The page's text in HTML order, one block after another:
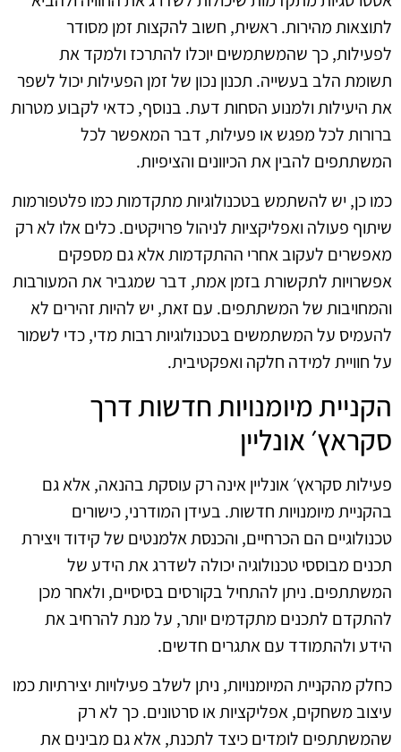
לתוצאות מהירות. ראשית, חשוב להקצות זמן מסודר
לפעילות, כך שהמשתמשים יוכלו להתרכז ולמקד את
תשומת הלב בעשייה. תכנון נכון של זמן הפעילות יכול לשפר
את היעילות ולמנוע הסחות דעת. בנוסף, כדאי לקבוע מטרות
ברורות לכל מפגש או פעילות, דבר המאפשר לכל
המשתתפים להבין את הכיוונים והציפיות.
כמו כן, יש להשתמש בטכנולוגיות מתקדמות כמו פלטפורמות
שיתוף פעולה ואפליקציות לניהול פרויקטים. כלים אלו לא רק
מאפשרים לעקוב אחרי ההתקדמות אלא גם מספקים
אפשרויות לתקשורת בזמן אמת, דבר שמגביר את המעורבות
והמחויבות של המשתתפים. עם זאת, יש להיות זהירים לא
להעמיס על המשתמשים בטכנולוגיות רבות מדי, כדי לשמור
על חוויית למידה חלקה ואפקטיבית.
הקניית מיומנויות חדשות דרך
סקראץ׳ אונליין
פעילות סקראץ׳ אונליין אינה רק עוסקת בהנאה, אלא גם
בהקניית מיומנויות חדשות. בעידן המודרני, כישורים
טכנולוגיים הם הכרחיים, והכנסת אלמנטים של קידוד ויצירת
תכנים מבוססי טכנולוגיה יכולה לשדרג את הידע של
המשתתפים. ניתן להתחיל בקורסים בסיסיים, ולאחר מכן
להתקדם לתכנים מתקדמים יותר, על מנת להרחיב את
הידע ולהתמודד עם אתגרים חדשים.
כחלק מהקניית המיומנויות, ניתן לשלב פעילויות יצירתיות כמו
עיצוב משחקים, אפליקציות או סרטונים. כך לא רק
שהמשתתפים לומדים כיצד לתכנת, אלא גם מבינים את